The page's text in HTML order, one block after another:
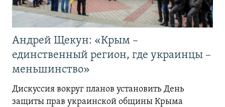
Андрей Щекун: «Крым –
единственный регион, где украинцы –
меньшинство»
Дискуссия вокруг планов установить День
защиты прав украинской общины Крыма